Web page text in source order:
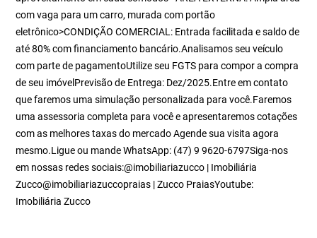
com vaga para um carro, murada com portão
eletrônico>CONDIÇÃO COMERCIAL: Entrada facilitada e saldo de
até 80% com financiamento bancário.Analisamos seu veículo
com parte de pagamentoUtilize seu FGTS para compor a compra
de seu imóvelPrevisão de Entrega: Dez/2025.Entre em contato
que faremos uma simulação personalizada para você.Faremos
uma assessoria completa para você e apresentaremos cotações
com as melhores taxas do mercado Agende sua visita agora
mesmo.Ligue ou mande WhatsApp: (47) 9 9620-6797Siga-nos
em nossas redes sociais:@imobiliariazucco | Imobiliária
Zucco@imobiliariazuccopraias | Zucco PraiasYoutube:
Imobiliária Zucco